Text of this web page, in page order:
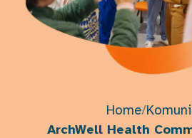
Home/
ArchWell Health